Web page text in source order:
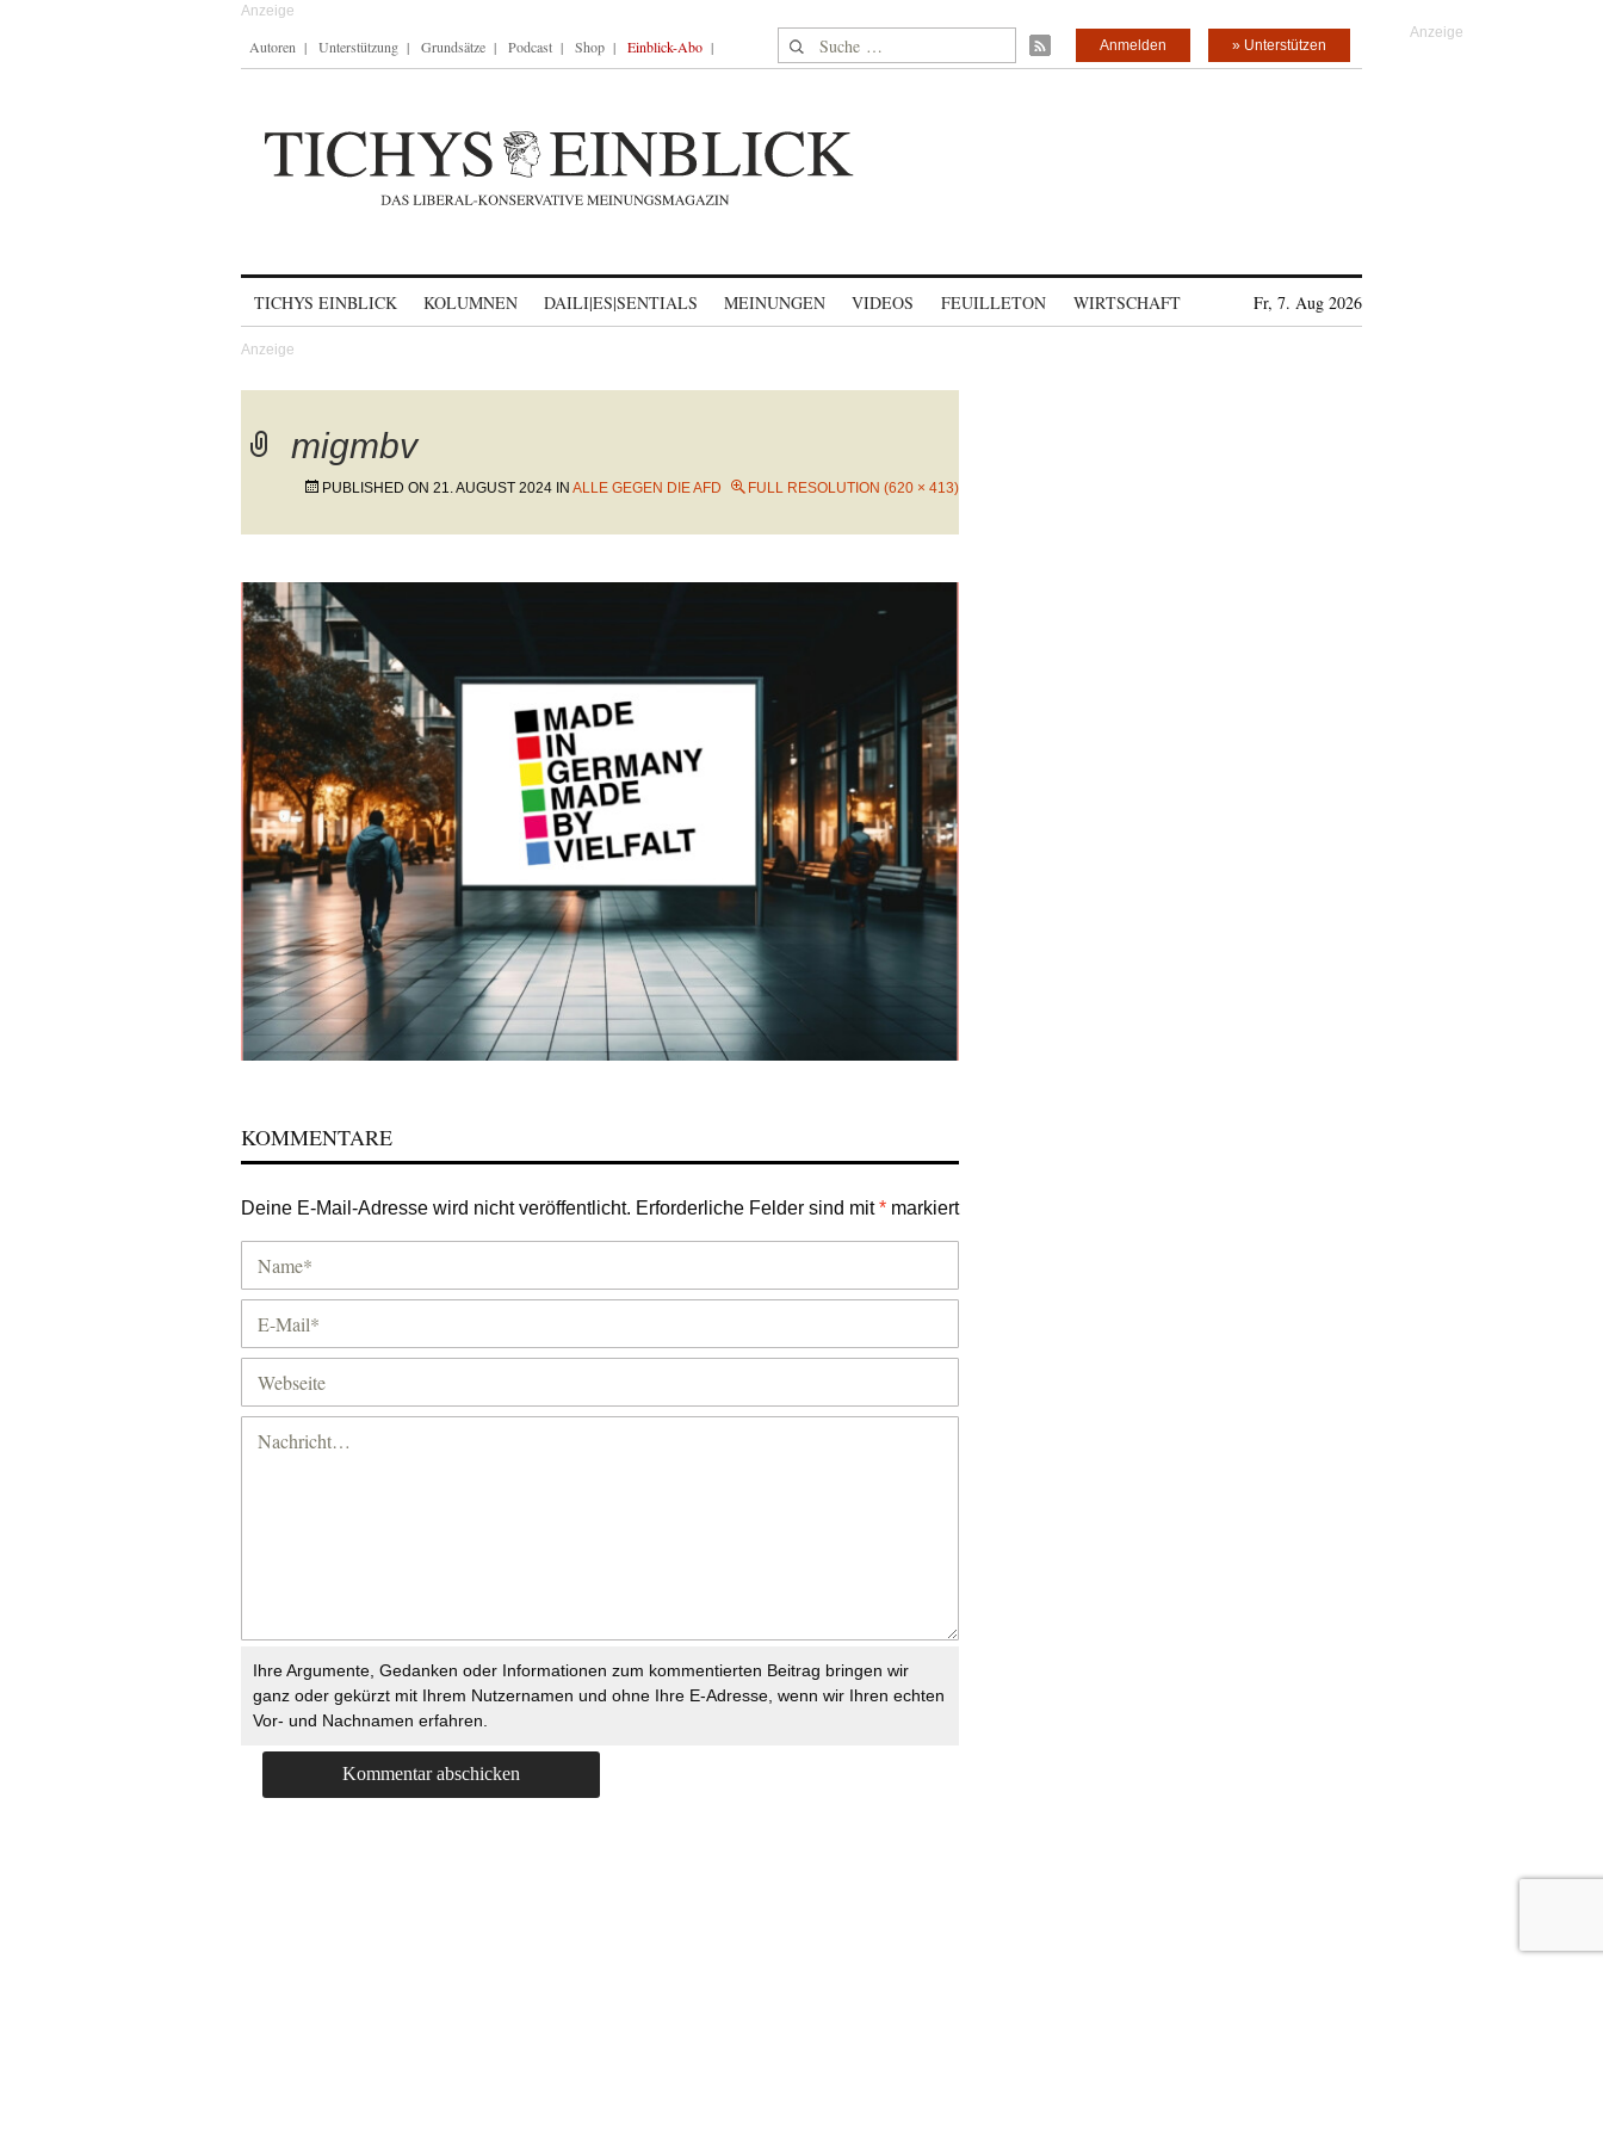
Autoren Unterstützung Grundsätze Podcast Shop Einblick-Abo Suche nach: » Unterstützen
Anmelden
TICHYS EINBLICK KOLUMNEN DAILI|ES|SENTIALS MEINUNGEN VIDEOS FEUILLETON WIRTSCHAFT Fr, 7. Aug 2026
migmbv
PUBLISHED ON 21. AUGUST 2024 IN ALLE GEGEN DIE AFD FULL RESOLUTION (620 × 413)
KOMMENTARE
Deine E-Mail-Adresse wird nicht veröffentlicht. Erforderliche Felder sind mit* markiert
Ihre Argumente, Gedanken oder Informationen zum kommentierten Beitrag bringen wir
ganz oder gekürzt mit Ihrem Nutzernamen und ohne Ihre E-Adresse, wenn wir Ihren echten
Vor- und Nachnamen erfahren.